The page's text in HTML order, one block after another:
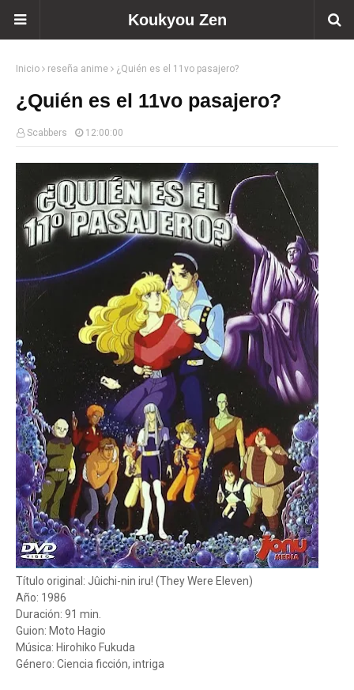
Koukyou Zen
Inicio reseña anime ¿Quién es el 11vo pasajero?
¿Quién es el 11vo pasajero?
Scabbers 12:00:00
Título original: Jûichi-nin iru! (They Were Eleven)
Año: 1986
Duración: 91 min.
Guion: Moto Hagio
Música: Hirohiko Fukuda
Género: Ciencia ficción, intriga